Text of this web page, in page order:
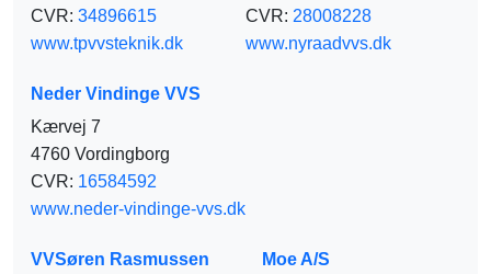
CVR: 34896615
www.tpvvsteknik.dk
CVR: 28008228
www.nyraadvvs.dk
Neder Vindinge VVS
Kærvej 7
4760 Vordingborg
CVR: 16584592
www.neder-vindinge-vvs.dk
VVSøren Rasmussen
Moe A/S